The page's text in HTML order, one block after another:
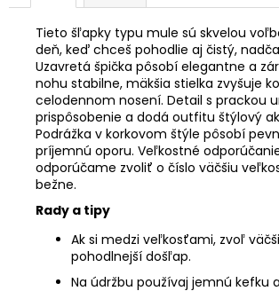
Tieto šľapky typu mule sú skvelou
deň, keď chceš pohodlie aj čistý,
Uzavretá špička pôsobí elegantne a
nohu stabilne, mäkšia stielka zvyšuje
celodennom nosení. Detail s prackou
prispôsobenie a dodá outfitu štýlový
Podrážka v korkovom štýle pôsobí
príjemnú oporu. Veľkostné
odporúčame zvoliť o číslo väčšiu
bežne.
Rady a tipy
Ak si medzi veľkosťami, zvoľ
pohodlnejší došľap.
Na údržbu používaj jemnú kefku